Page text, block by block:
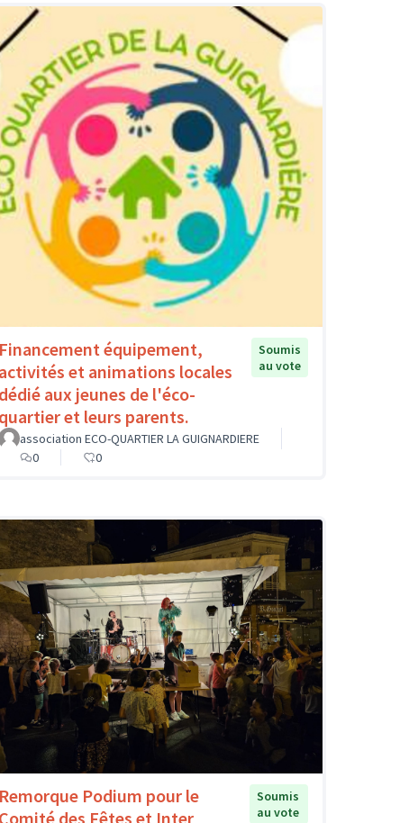
Financement équipement,
activités et animations locales
dédié aux jeunes de l'éco-
quartier et leurs parents.
Soumis
au vote
association ECO-QUARTIER LA GUIGNARDIERE
0
0
Remorque Podium pour le
Comité des Fêtes et Inter
Soumis
au vote